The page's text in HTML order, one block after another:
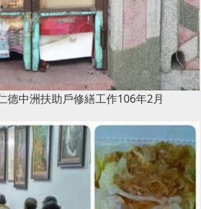
德中洲扶助戶修繕工作106年2月